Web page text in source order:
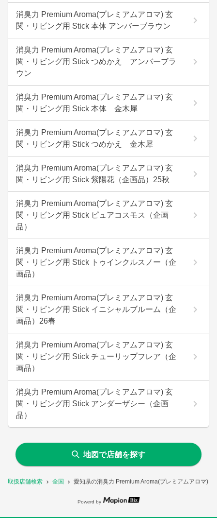
取扱店舗検索 全国 愛知県の消臭力 Premium Aroma(プレミアムアロマ)
消臭力 Premium Aroma(プレミアムアロマ) 玄
関・リビング用 Stick 本体 アンバーブラウン
消臭力 Premium Aroma(プレミアムアロマ) 玄
関・リビング用 Stick つめかえ アンバーブラ
ウン
消臭力 Premium Aroma(プレミアムアロマ) 玄
関・リビング用 Stick 本体 金木犀
消臭力 Premium Aroma(プレミアムアロマ) 玄
関・リビング用 Stick つめかえ 金木犀
消臭力 Premium Aroma(プレミアムアロマ) 玄
関・リビング用 Stick 紫陽花（企画品）25秋
消臭力 Premium Aroma(プレミアムアロマ) 玄
関・リビング用 Stick ピュアコスモス（企画
品）
消臭力 Premium Aroma(プレミアムアロマ) 玄
関・リビング用 Stick トゥインクルスノー（企
画品）
消臭力 Premium Aroma(プレミアムアロマ) 玄
関・リビング用 Stick イニシャルブルーム（企
画品）26春
消臭力 Premium Aroma(プレミアムアロマ) 玄
関・リビング用 Stick チューリップフレア（企
画品）
消臭力 Premium Aroma(プレミアムアロマ) 玄
関・リビング用 Stick アンダーザシー（企画
品）
地図で店舗を探す
Powerd by